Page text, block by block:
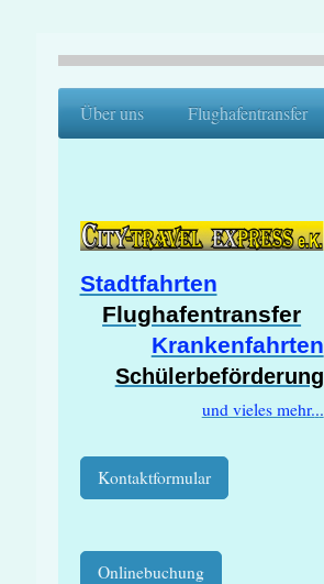
Über uns Flughafentransfer
Stadtfahrten
Flughafentransfer
Krankenfahrten
Schülerbeförderung
und vieles mehr...
Kontaktformular
Onlinebuchung